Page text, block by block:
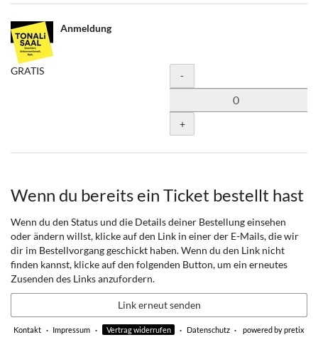
Anmeldung
GRATIS Menge
-
+
Wenn du bereits ein Ticket bestellt hast
Wenn du den Status und die Details deiner Bestellung einsehen
oder ändern willst, klicke auf den Link in einer der E-Mails, die wir
dir im Bestellvorgang geschickt haben. Wenn du den Link nicht
finden kannst, klicke auf den folgenden Button, um ein erneutes
Zusenden des Links anzufordern.
Link erneut senden
Kontakt Impressum Vertrag widerrufen Datenschutz powered by pretix